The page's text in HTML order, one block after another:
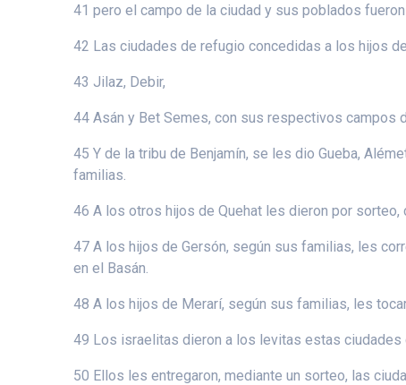
41 pero el campo de la ciudad y sus poblados
42 Las ciudades de refugio concedidas a los hijos
43 Jilaz, Debir,
44 Asán y Bet Semes, con sus respectivos campos
45 Y de la tribu de Benjamín, se les dio Gueba,
familias.
46 A los otros hijos de Quehat les dieron por
47 A los hijos de Gersón, según sus familias, les
en el Basán.
48 A los hijos de Merarí, según sus familias, les
49 Los israelitas dieron a los levitas estas ciudades
50 Ellos les entregaron, mediante un sorteo, las